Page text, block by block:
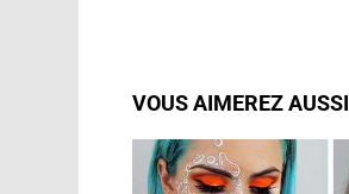
VOUS AIMEREZ AUSSI